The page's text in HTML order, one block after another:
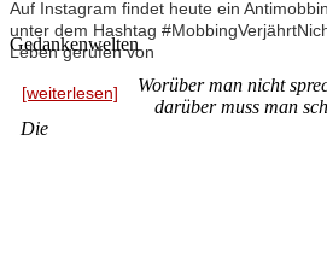
Auf Instagram findet heute ein
unter dem Hashtag
Leben gerufen von
[weiterlesen]
Gedankenwelten
Worüber man nicht
darüber muss man
Die